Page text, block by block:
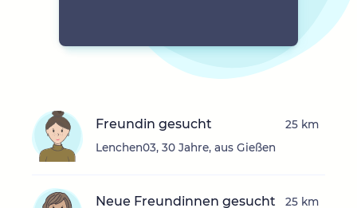
Freundin gesucht
Lenchen03, 30 Jahre, aus Gießen
25 km
Neue Freundinnen gesucht 25 km